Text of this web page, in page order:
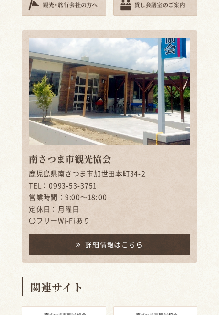
南さつま市観光協会
鹿児島県南さつま市加世田本町34-2
TEL：0993-53-3751
営業時間：9:00～18:00
定休日：月曜日
〇フリーWi-Fiあり
詳細情報はこちら
関連サイト